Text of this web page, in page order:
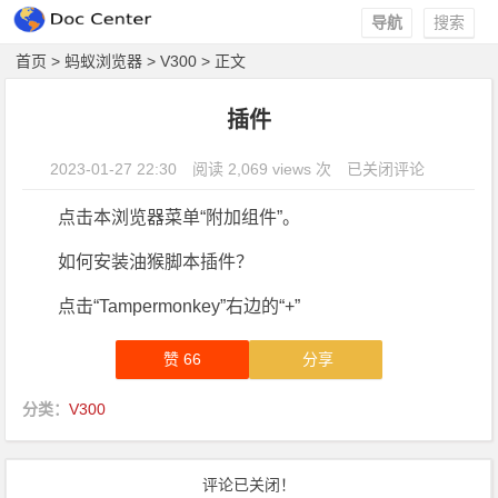
搜索
导航
首页 > 蚂蚁浏览器 >V300 > 正文
插件
2023-01-27 22:30 阅读 2,069 views 次 插件
已关闭评论
点击本浏览器菜单“附加组件”。
如何安装油猴脚本插件？
点击“Tampermonkey”右边的“+”
赞66 分享
分类：V300
评论已关闭！